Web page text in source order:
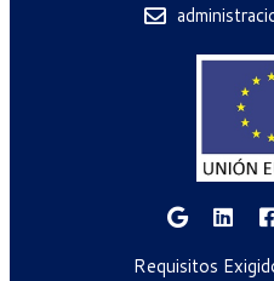
Requisitos